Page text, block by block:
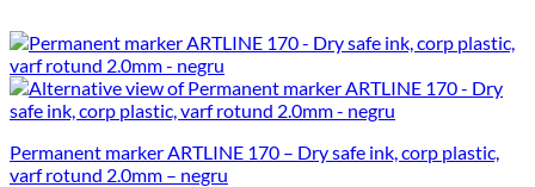
Permanent marker ARTLINE 170 – Dry safe ink, corp plastic,
varf rotund 2.0mm – negru